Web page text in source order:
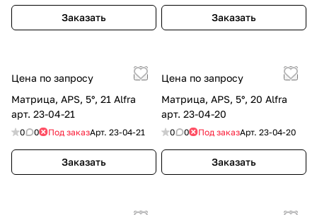
Заказать Заказать
Цена по запросу
Матрица, APS, 5°, 21 Alfra
арт. 23-04-21
0 0 Под заказАрт. 23-04-21
Заказать
Цена по запросу
Матрица, APS, 5°, 20 Alfra
арт. 23-04-20
0 0 Под заказАрт. 23-04-20
Заказать